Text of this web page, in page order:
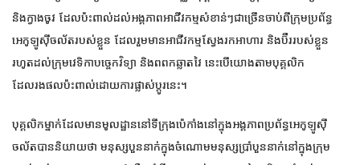
និងក្វាងចូវ ដែលប៉ះពាល់ដល់អង្គភាពអាជីវកម្មសំខាន់ៗជាច្រើនចាប់ពីក្រុមប្រព័ន្ធ
អេកូឡូស៊ីចល័តរបស់ខ្លួន ដែលរួមមានអាជីវកម្មស្វែងរកអាហារ និងប៊ឺររបស់ខ្លួន
រហូតដល់ក្រុមវេទិកាបច្ចេកវិទ្យា និងពពកឆ្លាតវៃ នេះបើយោងតាមបុគ្គលិក
ដែលរងផលប៉ះពាល់ដោយការផ្លាស់ប្តូរនេះ។
បុគ្គលិកម្នាក់ដែលមានមូលដ្ឋាននៅទីក្រុងប៉េកាំងនៅក្នុងអង្គភាពប្រព័ន្ធអេកូឡូស៊ី
ចល័តបាននិយាយថា មនុស្សបួននាក់ក្នុងចំណោមមនុស្សប្រាំបួននាក់នៅក្នុងក្រុម